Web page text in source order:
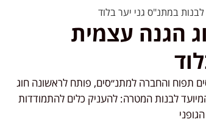
במתנ"ס גני יער בלוד
הגנה עצמית
תפוח והחברה למתנ״סים, פותח לראשונה חוג
לבנות המטרה: להעניק כלים להתמודדות